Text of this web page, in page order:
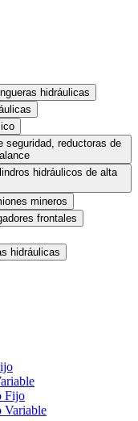
hidráulicas
seguridad, reductoras de
hidráulicos de alta
mineros
frontales
hidráulicas
Fijo
Variable